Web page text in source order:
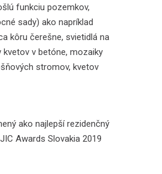
funkciu pozemkov,
sady) ako napríklad
kôru čerešne, svietidlá na
kvetov v betóne, mozaiky
stromov, kvetov
ako najlepší rezidenčný
Awards Slovakia 2019